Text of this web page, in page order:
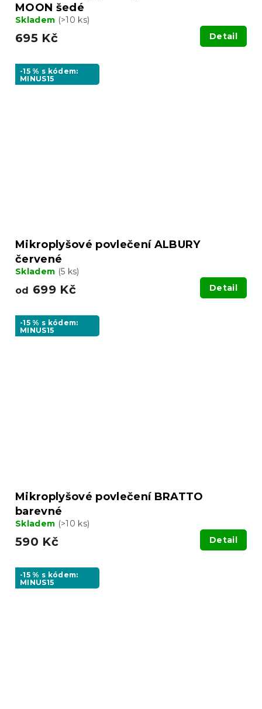
MOON šedé
Skladem (>10 ks)
695 Kč Detail
-15 % s kódem:
MINUS15
Mikroplyšové povlečení ALBURY
červené
Skladem (5 ks)
od 699 Kč Detail
-15 % s kódem:
MINUS15
Mikroplyšové povlečení BRATTO
barevné
Skladem (>10 ks)
590 Kč Detail
-15 % s kódem:
MINUS15